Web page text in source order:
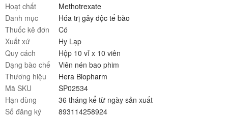
Hoạt chất
Methotrexate
Danh mục
Hóa trị gây độc tế bào
Thuốc kê đơn
Có
Xuất xứ
Hy Lạp
Quy cách
Hộp 10 vỉ x 10 viên
Dạng bào chế
Viên nén bao phim
Thương hiệu
Hera Biopharm
Mã SKU
SP02534
Hạn dùng
36 tháng kể từ ngày sản xuất
Số đăng ký
893114258924